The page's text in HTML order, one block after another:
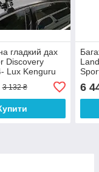
гладкий дах
Discovery
Lux Kenguru
3 132 ₴ 6